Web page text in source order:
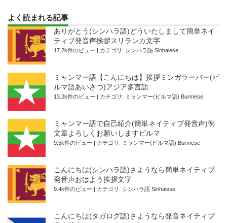
よく読まれる記事
ありがとう(シンハラ語)どういたしまして簡単ネイ
ティブ発音声挨拶スリランカ文字
17.2k件のビュー カテゴリ: シンハラ語 Sinhalese
ミャンマー語【こんにちは】挨拶ミンガラーバー(ビ
ルマ語あいさつ)アジア多言語
13.2k件のビュー カテゴリ: ミャンマー(ビルマ語) Burmese
ミャンマー語で自己紹介(簡単ネイティブ発音声)例
文章よろしくお願いしますビルマ
9.5k件のビュー カテゴリ: ミャンマー(ビルマ語) Burmese
こんにちは(シンハラ語)さようなら簡単ネイティブ
発音声おはよう挨拶文字
9.4k件のビュー カテゴリ: シンハラ語 Sinhalese
こんにちは(タガログ語)さようなら発音ネイティブ